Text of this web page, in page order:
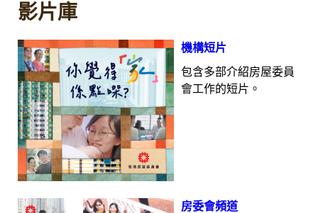
影片庫
機構短片
包含多部介紹房屋委員
會工作的短片。
房委會頻道